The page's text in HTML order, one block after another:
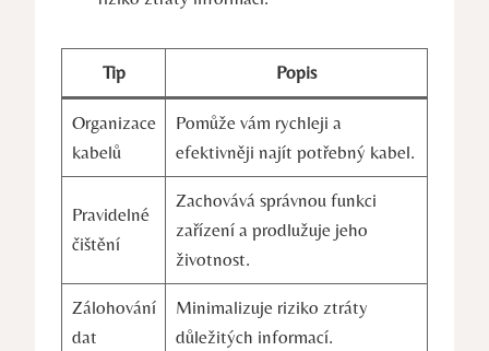
Tip Popis
Organizace
kabelů
Pomůže vám rychleji a
efektivněji najít potřebný kabel.
Pravidelné
čištění
Zachovává správnou funkci
zařízení a prodlužuje jeho
životnost.
Zálohování
dat
Minimalizuje riziko ztráty
důležitých informací.